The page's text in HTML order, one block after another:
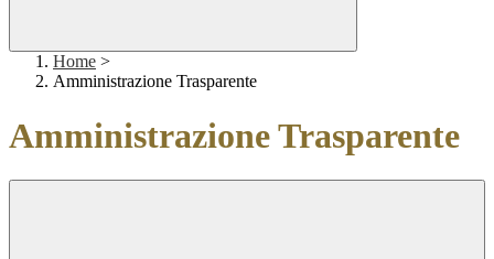
Home >
Amministrazione Trasparente
Amministrazione Trasparente